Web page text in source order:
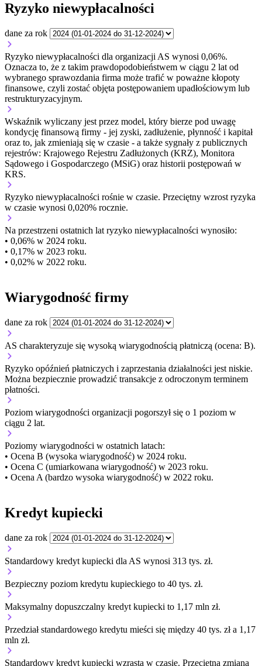
Ryzyko niewypłacalności
dane za rok
Ryzyko niewypłacalności dla organizacji AS wynosi 0,06%.
Oznacza to, że z takim prawdopodobieństwem w ciągu 2 lat od
wybranego sprawozdania firma może trafić w poważne kłopoty
finansowe, czyli zostać objęta postępowaniem upadłościowym lub
restrukturyzacyjnym.
Wskaźnik wyliczany jest przez model, który bierze pod uwagę
kondycję finansową firmy - jej zyski, zadłużenie, płynność i kapitał
oraz to, jak zmieniają się w czasie - a także sygnały z publicznych
rejestrów: Krajowego Rejestru Zadłużonych (KRZ), Monitora
Sądowego i Gospodarczego (MSiG) oraz historii postępowań w
KRS.
Ryzyko niewypłacalności rośnie w czasie. Przeciętny wzrost ryzyka
w czasie wynosi 0,020% rocznie.
Na przestrzeni ostatnich lat ryzyko niewypłacalności wynosiło:
• 0,06% w 2024 roku.
• 0,17% w 2023 roku.
• 0,02% w 2022 roku.
Wiarygodność firmy
dane za rok
AS charakteryzuje się wysoką wiarygodnością płatniczą (ocena: B).
Ryzyko opóźnień płatniczych i zaprzestania działalności jest niskie.
Można bezpiecznie prowadzić transakcje z odroczonym terminem
płatności.
Poziom wiarygodności organizacji pogorszył się o 1 poziom w
ciągu 2 lat.
Poziomy wiarygodności w ostatnich latach:
• Ocena B (wysoka wiarygodność) w 2024 roku.
• Ocena C (umiarkowana wiarygodność) w 2023 roku.
• Ocena A (bardzo wysoka wiarygodność) w 2022 roku.
Kredyt kupiecki
dane za rok
Standardowy kredyt kupiecki dla AS wynosi 313 tys. zł.
Bezpieczny poziom kredytu kupieckiego to 40 tys. zł.
Maksymalny dopuszczalny kredyt kupiecki to 1,17 mln zł.
Przedział standardowego kredytu mieści się między 40 tys. zł a 1,17
mln zł.
Standardowy kredyt kupiecki wzrasta w czasie. Przeciętna zmiana